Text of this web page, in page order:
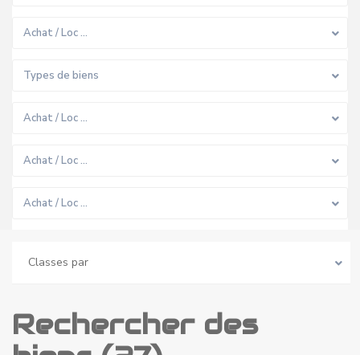
Achat / Loc …
Types de biens
Achat / Loc …
Achat / Loc …
Achat / Loc …
Classes par
Rechercher des